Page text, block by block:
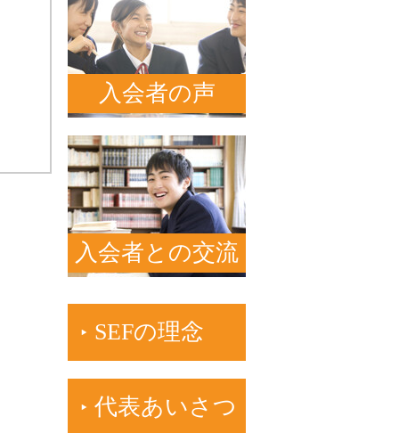
入会者の声
入会者との交流
SEFの理念
代表あいさつ